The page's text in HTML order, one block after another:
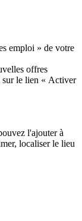
emploi » de votre
offres
sur le lien « Activer
l'ajouter à
localiser le lieu